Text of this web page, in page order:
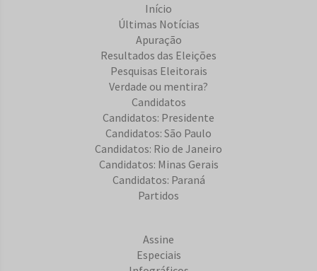
Início
Últimas Notícias
Apuração
Resultados das Eleições
Pesquisas Eleitorais
Verdade ou mentira?
Candidatos
Candidatos: Presidente
Candidatos: São Paulo
Candidatos: Rio de Janeiro
Candidatos: Minas Gerais
Candidatos: Paraná
Partidos
Assine
Especiais